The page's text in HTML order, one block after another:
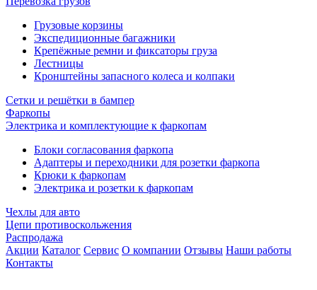
Грузовые корзины
Экспедиционные багажники
Крепёжные ремни и фиксаторы груза
Лестницы
Кронштейны запасного колеса и колпаки
Сетки и решётки в бампер
Фаркопы
Электрика и комплектующие к фаркопам
Блоки согласования фаркопа
Адаптеры и переходники для розетки фаркопа
Крюки к фаркопам
Электрика и розетки к фаркопам
Чехлы для авто
Цепи противоскольжения
Распродажа
Акции Каталог Сервис О компании Отзывы Наши работы
Контакты